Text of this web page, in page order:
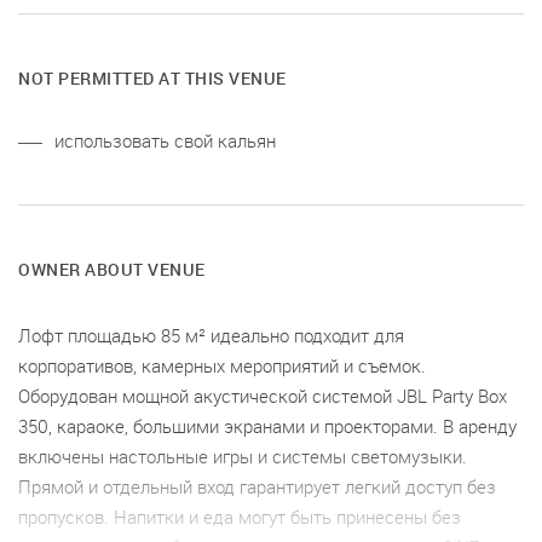
NOT PERMITTED AT THIS VENUE
использовать свой кальян
OWNER ABOUT VENUE
Лофт площадью 85 м² идеально подходит для
корпоративов, камерных мероприятий и съемок.
Оборудован мощной акустической системой JBL Party Box
350, караоке, большими экранами и проекторами. В аренду
включены настольные игры и системы светомузыки.
Прямой и отдельный вход гарантирует легкий доступ без
пропусков. Напитки и еда могут быть принесены без